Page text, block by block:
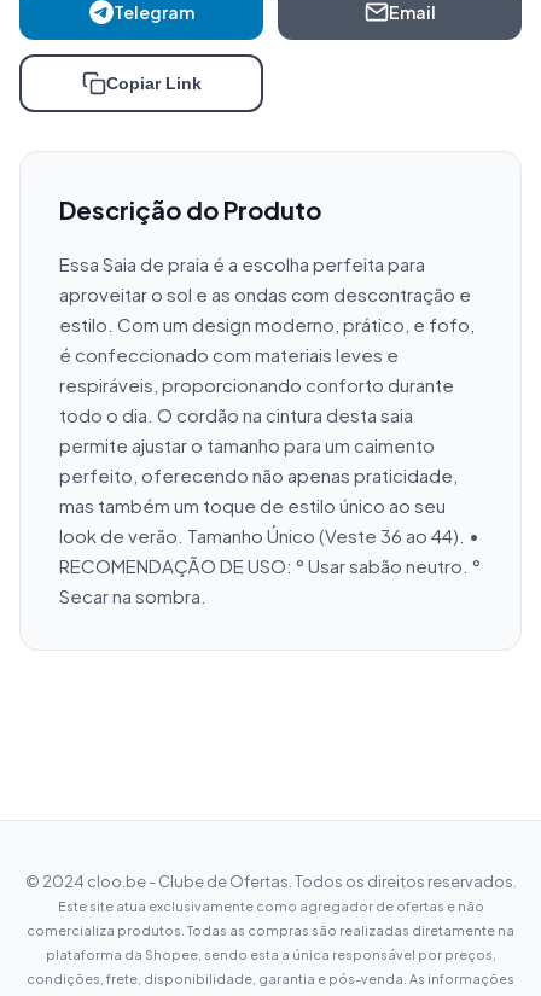
Telegram Email
Copiar Link
Descrição do Produto
Essa Saia de praia é a escolha perfeita para
aproveitar o sol e as ondas com descontração e
estilo. Com um design moderno, prático, e fofo,
é confeccionado com materiais leves e
respiráveis, proporcionando conforto durante
todo o dia. O cordão na cintura desta saia
permite ajustar o tamanho para um caimento
perfeito, oferecendo não apenas praticidade,
mas também um toque de estilo único ao seu
look de verão. Tamanho Único (Veste 36 ao 44). •
RECOMENDAÇÃO DE USO: ° Usar sabão neutro. °
Secar na sombra.
© 2024 cloo.be - Clube de Ofertas. Todos os direitos reservados.
Este site atua exclusivamente como agregador de ofertas e não
comercializa produtos. Todas as compras são realizadas diretamente na
plataforma da Shopee, sendo esta a única responsável por preços,
condições, frete, disponibilidade, garantia e pós-venda. As informações